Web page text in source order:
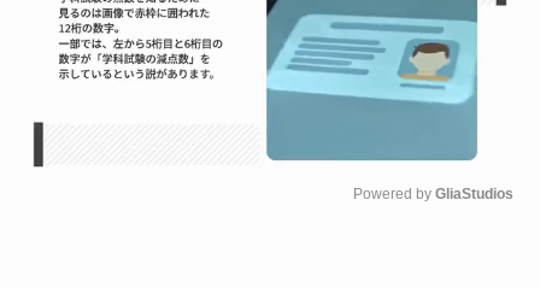
Powered by GliaStudios